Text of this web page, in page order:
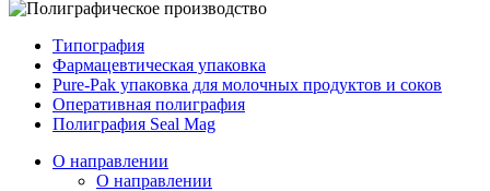
Типография
Фармацевтическая упаковка
Pure-Pak упаковка для молочных продуктов и соков
Оперативная полиграфия
Полиграфия Seal Mag
О направлении
О направлении